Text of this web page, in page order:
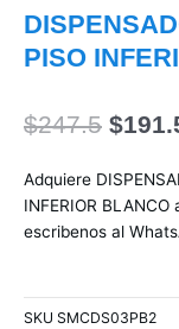
PISO
$247.5 El
era:
$
Adquiere
INFERIOR
escribenos al
SKU SMCDS03PB2